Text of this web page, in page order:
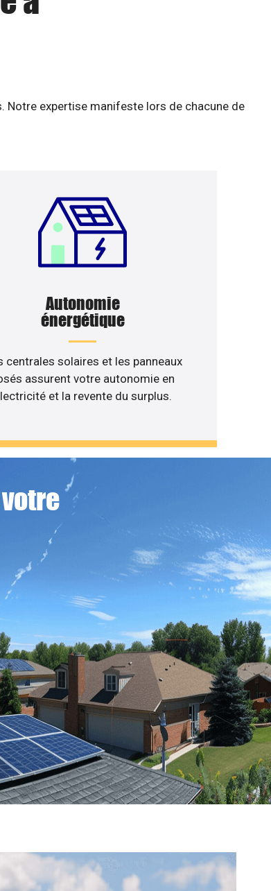
Notre expertise manifeste lors de chacune de
Autonomie
énergétique
centrales solaires et les panneaux
assurent votre autonomie en
et la revente du surplus.